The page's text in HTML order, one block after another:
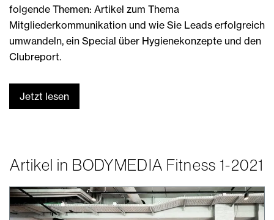
folgende Themen: Artikel zum Thema
Mitgliederkommunikation und wie Sie Leads erfolgreich
umwandeln, ein Special über Hygienekonzepte und den
Clubreport.
Jetzt lesen
Artikel in BODYMEDIA Fitness 1-2021